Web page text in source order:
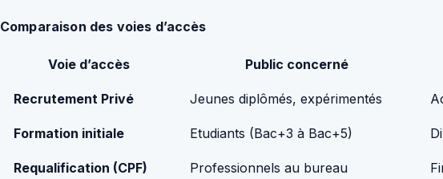
Comparaison des voies d’accès
Voie d’accès Public concerné
Recrutement Privé Jeunes diplômés, expérimentés
Formation initiale Etudiants (Bac+3 à Bac+5)
Requalification (CPF) Professionnels au bureau